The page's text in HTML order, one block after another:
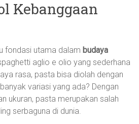
Kebanggaan
fondasi utama dalam budaya
aglio e olio yang sederhana
rasa, pasta bisa diolah dengan
variasi yang ada? Dengan
ukuran, pasta merupakan salah
serbaguna di dunia.